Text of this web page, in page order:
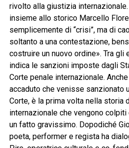
rivolto alla giustizia
insieme allo storico Marcello
semplicemente di “crisi”, ma di
soltanto a una contestazione,
costruire un nuovo ordine». Tra
indica le sanzioni imposte dagli
Corte penale internazionale.
accaduto che venisse sanzionato
Corte, è la prima volta nella storia
internazionale che vengono
un fatto gravissimo. Dopodiché
poeta, performer e regista ha